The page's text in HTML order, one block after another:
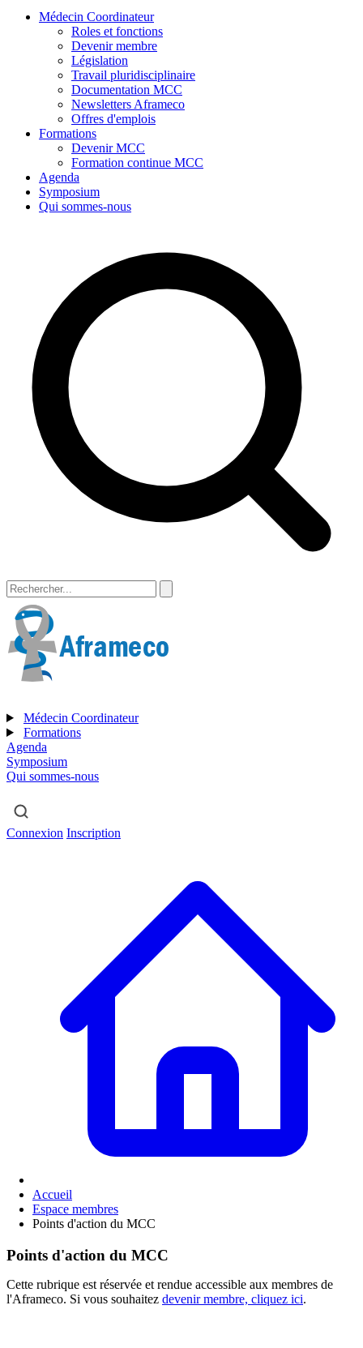
Médecin Coordinateur
Roles et fonctions
Devenir membre
Législation
Travail pluridisciplinaire
Documentation MCC
Newsletters Aframeco
Offres d'emplois
Formations
Devenir MCC
Formation continue MCC
Agenda
Symposium
Qui sommes-nous
Médecin Coordinateur
Formations
Agenda
Symposium
Qui sommes-nous
Connexion Inscription
Accueil
Espace membres
Points d'action du MCC
Points d'action du MCC
Cette rubrique est réservée et rendue accessible aux membres de
l'Aframeco. Si vous souhaitez devenir membre, cliquez ici.